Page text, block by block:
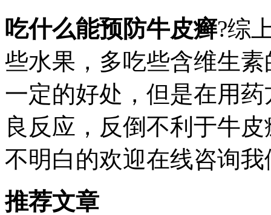
吃什么能预防牛皮癣?综
些水果，多吃些含维生
一定的好处，但是在用
良反应，反倒不利于牛
不明白的欢迎在线咨询
推荐文章